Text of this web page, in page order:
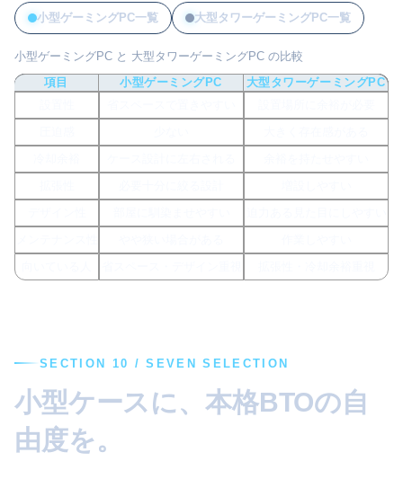
小型ゲーミングPC一覧 大型タワーゲーミングPC一覧
小型ゲーミングPC と 大型タワーゲーミングPC の比較
項目
小型ゲーミングPC
大型タワーゲーミングPC
SECTION 10 / SEVEN SELECTION
小型ケースに、本格BTOの自
由度を。